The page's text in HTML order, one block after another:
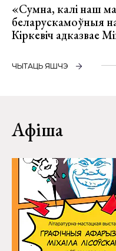
«Сумна, калі наш
беларускамоўныя
Кіркевіч адказвае
ЧЫТАЦЬ ЯШЧЭ
Афіша